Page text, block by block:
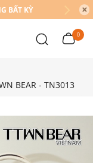
BẤT KỲ
0
BEAR - TN3013